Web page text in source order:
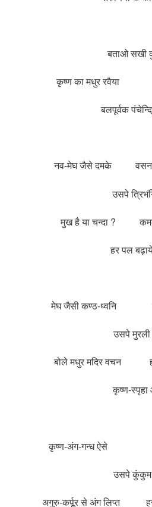
बताओ सखी कुछ
कृष्ण का मधुर रवैया
बलपूर्वक
नव-मेघ जैसे दमके वसन
उसपे त्रिभंगिम
मुख है या चन्दा ?
हर पल बढ़ाये
मेघ जैसी कण्ठ-ध्वनि
उसपे मुरली
बोले मधुर मदिर वचन
कृष्ण-स्पृहा
कृष्ण-अंग-गन्ध ऐसे
उसपे कुंकुम
अगुरु-कर्पूर से अंग लिप्त